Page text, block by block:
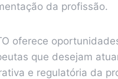
da profissão.
oferece
que desejam
e regulatória da